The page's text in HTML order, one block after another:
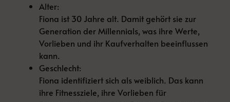
Alter:
Fiona ist 30 Jahre alt. Damit gehört sie zur
Generation der Millennials, was ihre Werte,
Vorlieben und ihr Kaufverhalten beeinflussen
kann.
Geschlecht:
Fiona identifiziert sich als weiblich. Das kann
ihre Fitnessziele, ihre Vorlieben für